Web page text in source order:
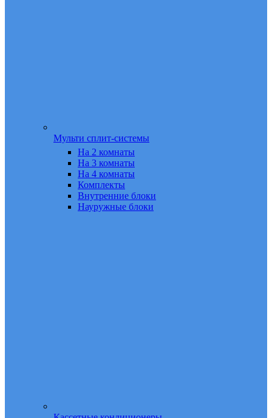
Мульти сплит-системы
На 2 комнаты
На 3 комнаты
На 4 комнаты
Комплекты
Внутренние блоки
Науружные блоки